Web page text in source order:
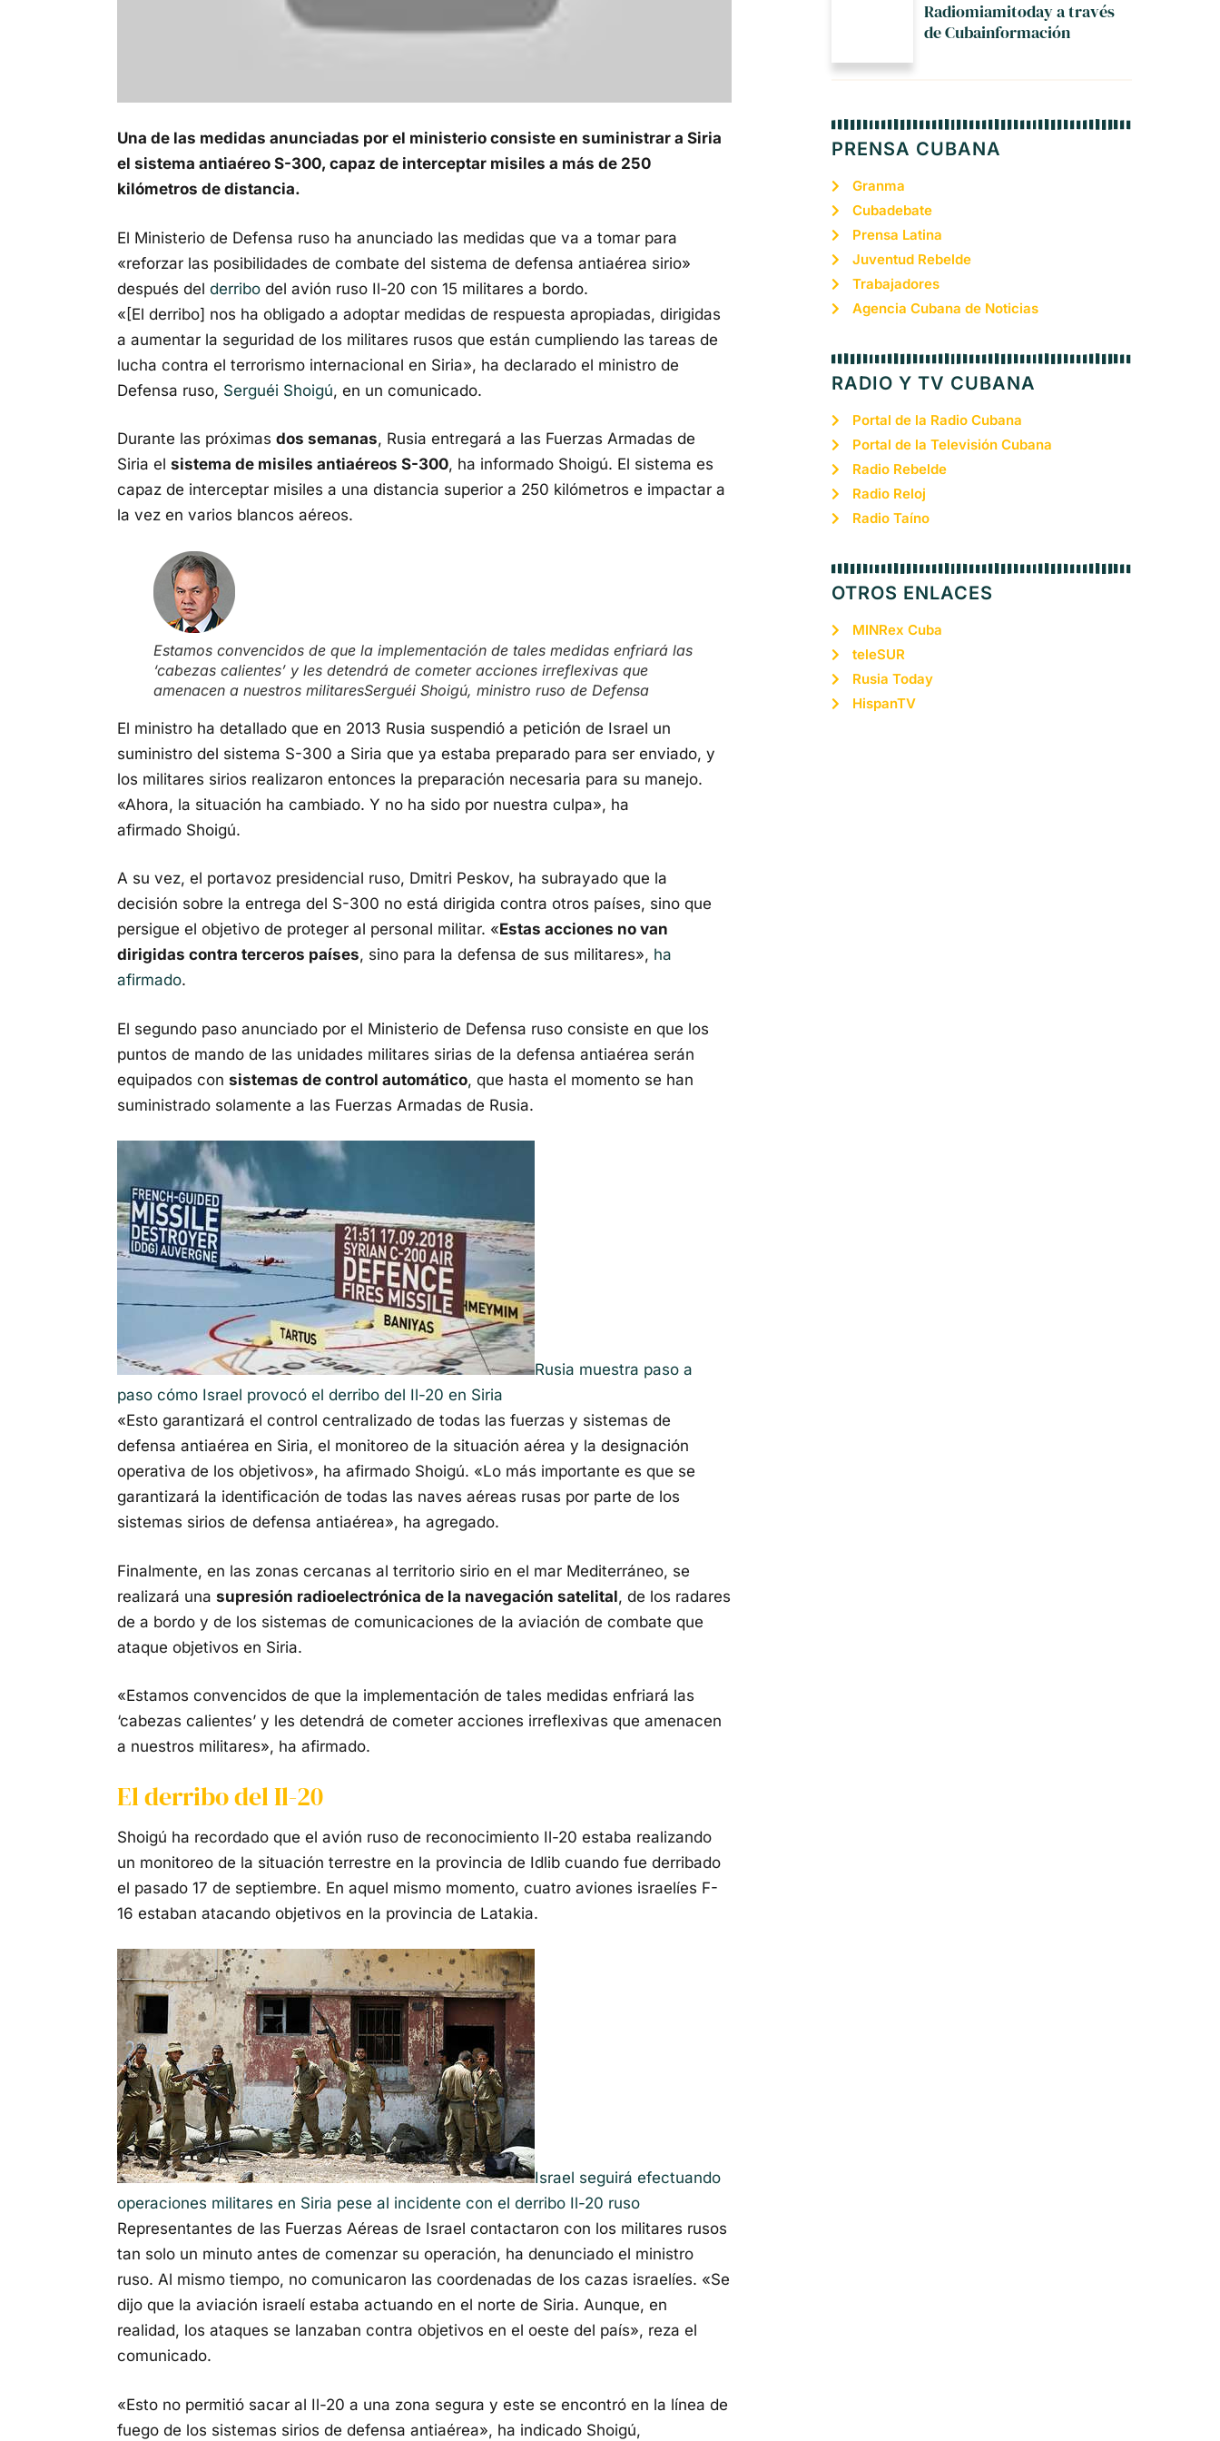
Una de las medidas anunciadas por el ministerio consiste en suministrar a Siria
el sistema antiaéreo S-300, capaz de interceptar misiles a más de 250
kilómetros de distancia.
El Ministerio de Defensa ruso ha anunciado las medidas que va a tomar para
«reforzar las posibilidades de combate del sistema de defensa antiaérea sirio»
después del derribo del avión ruso Il-20 con 15 militares a bordo.
«[El derribo] nos ha obligado a adoptar medidas de respuesta apropiadas, dirigidas
a aumentar la seguridad de los militares rusos que están cumpliendo las tareas de
lucha contra el terrorismo internacional en Siria», ha declarado el ministro de
Defensa ruso, Serguéi Shoigú, en un comunicado.
Durante las próximas dos semanas, Rusia entregará a las Fuerzas Armadas de
Siria el sistema de misiles antiaéreos S-300, ha informado Shoigú. El sistema es
capaz de interceptar misiles a una distancia superior a 250 kilómetros e impactar a
la vez en varios blancos aéreos.
Estamos convencidos de que la implementación de tales medidas enfriará las
‘cabezas calientes’ y les detendrá de cometer acciones irreflexivas que
amenacen a nuestros militaresSerguéi Shoigú, ministro ruso de Defensa
El ministro ha detallado que en 2013 Rusia suspendió a petición de Israel un
suministro del sistema S-300 a Siria que ya estaba preparado para ser enviado, y
los militares sirios realizaron entonces la preparación necesaria para su manejo.
«Ahora, la situación ha cambiado. Y no ha sido por nuestra culpa», ha
afirmado Shoigú.
A su vez, el portavoz presidencial ruso, Dmitri Peskov, ha subrayado que la
decisión sobre la entrega del S-300 no está dirigida contra otros países, sino que
persigue el objetivo de proteger al personal militar. «Estas acciones no van
dirigidas contra terceros países, sino para la defensa de sus militares», ha
afirmado.
El segundo paso anunciado por el Ministerio de Defensa ruso consiste en que los
puntos de mando de las unidades militares sirias de la defensa antiaérea serán
equipados con sistemas de control automático, que hasta el momento se han
suministrado solamente a las Fuerzas Armadas de Rusia.
Rusia muestra paso a
paso cómo Israel provocó el derribo del Il-20 en Siria
«Esto garantizará el control centralizado de todas las fuerzas y sistemas de
defensa antiaérea en Siria, el monitoreo de la situación aérea y la designación
operativa de los objetivos», ha afirmado Shoigú. «Lo más importante es que se
garantizará la identificación de todas las naves aéreas rusas por parte de los
sistemas sirios de defensa antiaérea», ha agregado.
Finalmente, en las zonas cercanas al territorio sirio en el mar Mediterráneo, se
realizará una supresión radioelectrónica de la navegación satelital, de los radares
de a bordo y de los sistemas de comunicaciones de la aviación de combate que
ataque objetivos en Siria.
«Estamos convencidos de que la implementación de tales medidas enfriará las
‘cabezas calientes’ y les detendrá de cometer acciones irreflexivas que amenacen
a nuestros militares», ha afirmado.
El derribo del Il-20
Shoigú ha recordado que el avión ruso de reconocimiento Il-20 estaba realizando
un monitoreo de la situación terrestre en la provincia de Idlib cuando fue derribado
el pasado 17 de septiembre. En aquel mismo momento, cuatro aviones israelíes F-
16 estaban atacando objetivos en la provincia de Latakia.
Israel seguirá efectuando
operaciones militares en Siria pese al incidente con el derribo Il-20 ruso
Representantes de las Fuerzas Aéreas de Israel contactaron con los militares rusos
tan solo un minuto antes de comenzar su operación, ha denunciado el ministro
ruso. Al mismo tiempo, no comunicaron las coordenadas de los cazas israelíes. «Se
dijo que la aviación israelí estaba actuando en el norte de Siria. Aunque, en
realidad, los ataques se lanzaban contra objetivos en el oeste del país», reza el
comunicado.
«Esto no permitió sacar al Il-20 a una zona segura y este se encontró en la línea de
fuego de los sistemas sirios de defensa antiaérea», ha indicado Shoigú,
Radiomiamitoday a través
de Cubainformación
PRENSA CUBANA
Granma
Cubadebate
Prensa Latina
Juventud Rebelde
Trabajadores
Agencia Cubana de Noticias
RADIO Y TV CUBANA
Portal de la Radio Cubana
Portal de la Televisión Cubana
Radio Rebelde
Radio Reloj
Radio Taíno
OTROS ENLACES
MINRex Cuba
teleSUR
Rusia Today
HispanTV